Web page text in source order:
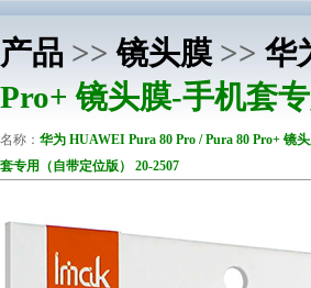
产品 >>镜头膜 >> 华
Pro+ 镜头膜-手机套
名称： 华为 HUAWEI Pura 80 Pro / Pura 80 Pro+ 镜
套专用（自带定位版） 20-2507